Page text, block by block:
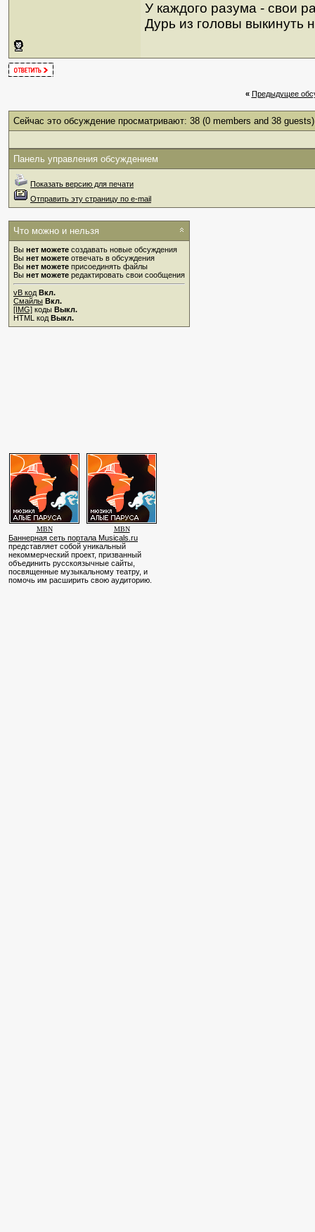
У каждого разума - свои
Дурь из головы выкинуть
« Предыдущее
Сейчас это обсуждение просматривают: 38 (0 members and 38 guests)
Панель управления обсуждением
Показать версию для печати
Отправить эту страницу по e-mail
Что можно и нельзя
Вы нет можете создавать новые обсуждения
Вы нет можете отвечать в обсуждения
Вы нет можете присоединять файлы
Вы нет можете редактировать свои сообщения
vB код Вкл.
Смайлы Вкл.
[IMG] коды Выкл.
HTML код Выкл.
MBN MBN
Баннерная сеть портала Musicals.ru
представляет собой уникальный
некоммерческий проект, призванный
объединить русскоязычные сайты,
посвященные музыкальному театру, и
помочь им расширить свою аудиторию.